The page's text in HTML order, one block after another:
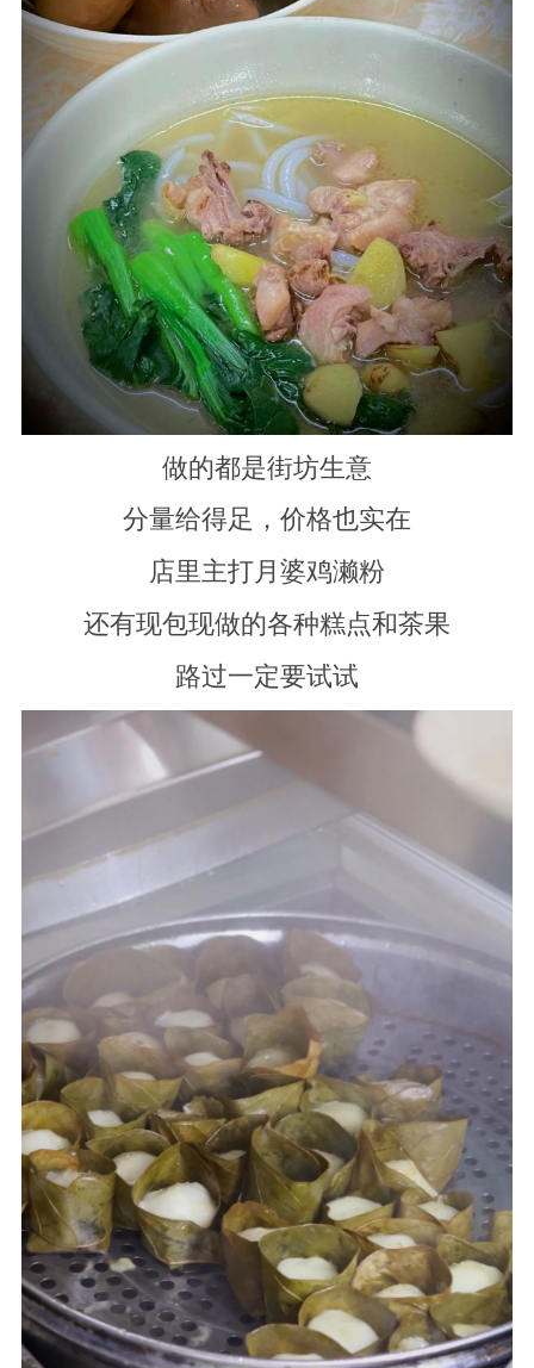
做的都是街坊生意
分量给得足，价格也实在
店里主打月婆鸡濑粉
还有现包现做的各种糕点和茶果
路过一定要试试